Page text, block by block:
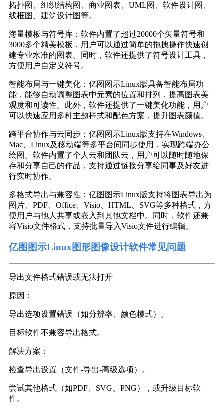
拓扑图、组织结构图、商业图表、UML图、软件设计图、
线框图、建筑设计图等。
海量模板与符号库：软件内置了超过20000个矢量符号和
3000多个精美模板，用户可以通过简单的拖拽操作快速创
建专业水准的图表。同时，软件还提供了符号设计工具，
方便用户自定义符号。
智能布局与一键美化：亿图图示Linux版具备智能布局功
能，能够自动调整图表中元素的位置和排列，提高图表美
观度和可读性。此外，软件还提供了一键美化功能，用户
可以快速应用多种主题样式和配色方案，提升图表颜值。
跨平台协作与云同步：亿图图示Linux版支持在Windows、
Mac、Linux及移动端等多平台间同步使用，实现跨端办公
绘图。软件内置了个人云和团队云，用户可以随时随地保
存和分享自己的作品，支持通过链接分享给同事及好友进
行实时协作。
多格式导出与兼容性：亿图图示Linux版支持将图表导出为
图片、PDF、Office、Visio、HTML、SVG等多种格式，方
便用户与他人共享或嵌入到其他文档中。同时，软件还兼
容Visio文件格式，支持批量导入Visio文件进行编辑。
亿图图示Linux图形图像设计软件常见问题
导出文件格式错误或无法打开
原因：
导出选项设置错误（如分辨率、颜色模式）。
目标软件不兼容导出格式。
解决方案：
检查导出设置（文件-导出-高级选项）。
尝试其他格式（如PDF、SVG、PNG），或升级目标软
件。